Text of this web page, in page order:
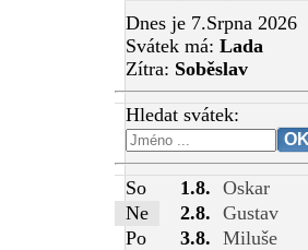
Dnes je 7.Srpna 2026
Svátek má: Lada
Zítra: Soběslav
Hledat svátek:
So 1.8. Oskar
Ne
2.8. Gustav
Po
3.8. Miluše